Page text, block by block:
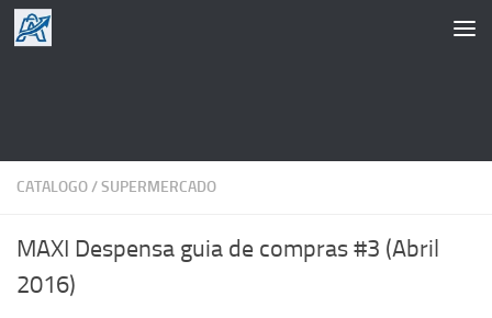
Saltar al contenido
CATALOGO/SUPERMERCADO
MAXI Despensa guia de compras #3 (Abril
2016)